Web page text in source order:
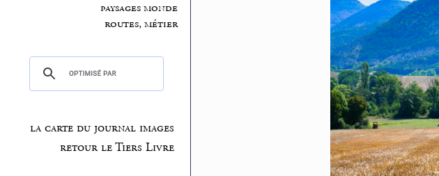
paysages monde
routes, métier
la carte du journal images
retour le Tiers Livre